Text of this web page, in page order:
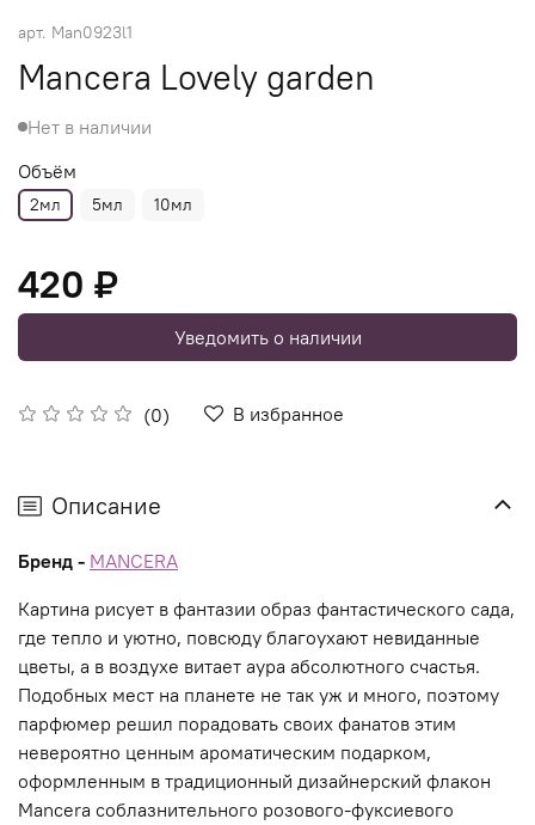
арт. Man0923l1
Mancera Lovely garden
(0) В избранное
Нет в наличии
Объём
2мл 5мл 10мл
420 ₽
Уведомить о наличии
Описание
Бренд - MANCERA
Картина рисует в фантазии образ фантастического сада,
где тепло и уютно, повсюду благоухают невиданные
цветы, а в воздухе витает аура абсолютного счастья.
Подобных мест на планете не так уж и много, поэтому
парфюмер решил порадовать своих фанатов этим
невероятно ценным ароматическим подарком,
оформленным в традиционный дизайнерский флакон
Mancera соблазнительного розового-фуксиевого